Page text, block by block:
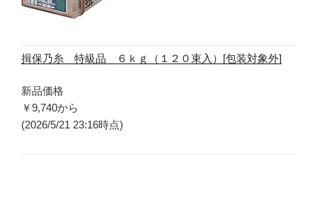
揖保乃糸 特級品 ６ｋｇ（１２０束入）[包装対象外]
新品価格
￥9,740から
(2026/5/21 23:16時点)